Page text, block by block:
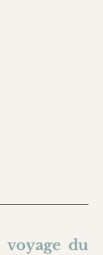
voyage du